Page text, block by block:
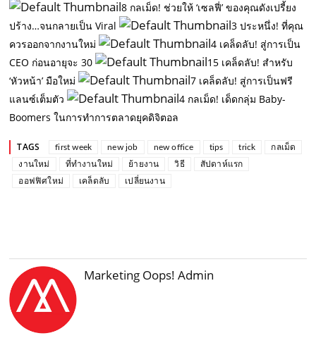
8 กลเม็ด! ช่วยให้ ‘เซลฟี่’ ของคุณดังเปรี้ยง
ปร้าง…จนกลายเป็น Viral
3 ประหนึ่ง! ที่คุณ
ควรออกจากงานใหม่
4 เคล็ดลับ! สู่การเป็น
CEO ก่อนอายุจะ 30
15 เคล็ดลับ! สำหรับ
‘หัวหน้า’ มือใหม่
7 เคล็ดลับ! สู่การเป็นฟรี
แลนซ์เต็มตัว
4 กลเม็ด! เด็ดกลุ่ม Baby-
Boomers ในการทำการตลาดยุคดิจิตอล
TAGS first week new job new office tips trick
กลเม็ด
งานใหม่
ที่ทำงานใหม่ ย้ายงาน วิธี
สัปดาห์แรก
ออฟฟิศใหม่
เคล็ดลับ เปลี่ยนงาน
Marketing Oops! Admin